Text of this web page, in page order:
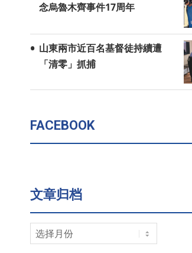
念烏魯木齊事件17周年
山東兩市近百名基督徒持續遭
「清零」抓捕
FACEBOOK
文章归档
文
章